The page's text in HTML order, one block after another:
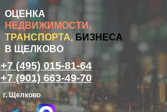
ОЦЕНКА
НЕДВИЖИМОСТИ,
ТРАНСПОРТА, БИЗНЕСА
В ЩЕЛКОВО
+7 (495) 015-81-64
+7 (901) 663-49-70
г. Щелково